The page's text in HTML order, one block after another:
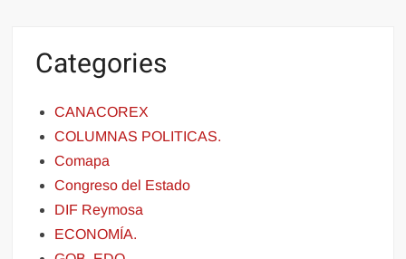
Categories
CANACOREX
COLUMNAS POLITICAS.
Comapa
Congreso del Estado
DIF Reymosa
ECONOMÍA.